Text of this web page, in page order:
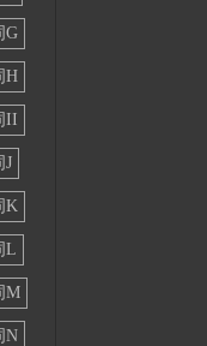
G
H
II
J
K
L
M
N